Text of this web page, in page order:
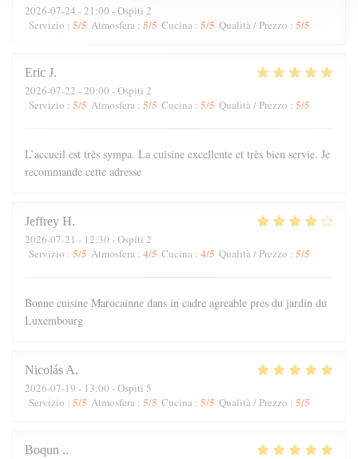
2026-07-24 - 21:00 - Ospiti 2
Servizio : 5/5 Atmosfera : 5/5 Cucina : 5/5 Qualità / Prezzo : 5/5
Eric J
2026-07-22 - 20:00 - Ospiti 2
Servizio : 5/5 Atmosfera : 5/5 Cucina : 5/5 Qualità / Prezzo : 5/5
L’accueil est très sympa. La cuisine excellente et très bien servie. Je
recommande cette adresse
Jeffrey H
2026-07-21 - 12:30 - Ospiti 2
Servizio : 5/5 Atmosfera : 4/5 Cucina : 4/5 Qualità / Prezzo : 5/5
Bonne cuisine Marocainne dans in cadre agreable pres du jardin du
Luxembourg
Nicolás A
2026-07-19 - 13:00 - Ospiti 5
Servizio : 5/5 Atmosfera : 5/5 Cucina : 5/5 Qualità / Prezzo : 5/5
Boqun .